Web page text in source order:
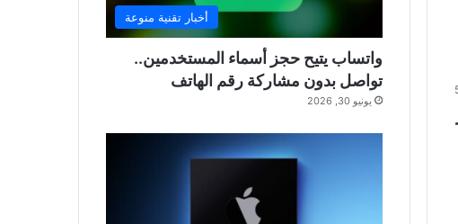
أخبار تقنية منوعة
واتساب يتيح حجز أسماء المستخدمين..
تواصل بدون مشاركة رقم الهاتف
يونيو 30, 2026